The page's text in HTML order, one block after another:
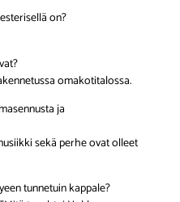
on?
omakotitalossa.
ja
sekä perhe ovat olleet
tunnetuin kappale?